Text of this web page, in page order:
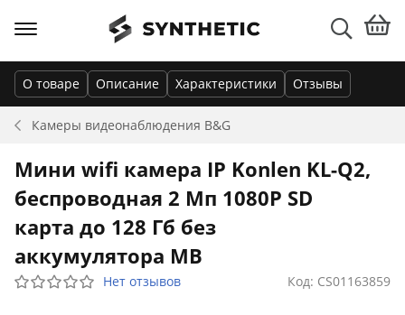
Камеры видеонаблюдения B&G
О товаре Описание Характеристики Отзывы
Мини wifi камера IP Konlen KL-Q2,
беспроводная 2 Мп 1080P SD
карта до 128 Гб без
аккумулятора MB
Нет отзывов Код: CS01163859